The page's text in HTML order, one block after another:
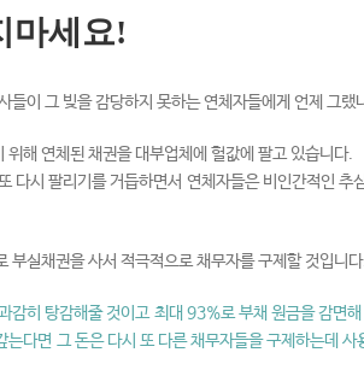
마세요!
들이 그 빚을 감당하지 못하는 연체자들에게 언제 그랬
위해 연체된 채권을 대부업체에 헐값에 팔고 있습니다.
다시 팔리기를 거듭하면서 연체자들은 비인간적인 추
부실채권을 사서 적극적으로 채무자를 구제할 것입니
감히 탕감해줄 것이고 최대 93%로 부채 원금을 감면
는다면 그 돈은 다시 또 다른 채무자들을 구제하는데 사